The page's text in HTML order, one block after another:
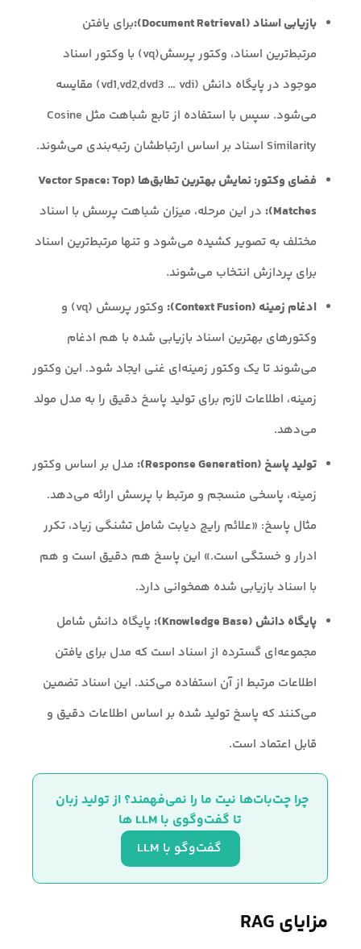
بازیابی اسناد (Document Retrieval):
برای یافتن
مرتبط‌ترین اسناد، وکتور پرسش(vq) با وکتور اسناد
موجود در پایگاه دانش (vd1,vd2,dvd3 … vdi) مقایسه
می‌شود. سپس با استفاده از تابع شباهت مثل Cosine
Similarity اسناد بر اساس ارتباطشان رتبه‌بندی می‌شوند.
فضای وکتور: نمایش بهترین تطابق‌ها (Vector Space: Top
Matches):
در این مرحله، میزان شباهت پرسش با اسناد
مختلف به تصویر کشیده می‌شود و تنها مرتبط‌ترین اسناد
برای پردازش انتخاب می‌شوند.
ادغام زمینه (Context Fusion):
وکتور پرسش (vq) و
وکتورهای بهترین اسناد بازیابی شده با هم ادغام
می‌شوند تا یک وکتور زمینه‌ای غنی ایجاد شود. این وکتور
زمینه‌‌، اطلاعات لازم برای تولید پاسخ دقیق را به مدل مولد
می‌دهد.
تولید پاسخ (Response Generation):
مدل بر اساس وکتور
زمینه، پاسخی منسجم و مرتبط با پرسش ارائه می‌دهد.
مثال پاسخ: «علائم رایج دیابت شامل تشنگی زیاد، تکرر
ادرار و خستگی است.» این پاسخ هم دقیق است و هم
با اسناد بازیابی شده همخوانی دارد.
پایگاه دانش (Knowledge Base):
پایگاه دانش شامل
مجموعه‌ای گسترده از اسناد است که مدل برای یافتن
اطلاعات مرتبط از آن استفاده می‌کند. این اسناد تضمین
می‌کنند که پاسخ تولید شده بر اساس اطلاعات دقیق و
قابل اعتماد است.
چرا چت‌بات‌ها نیت ما را نمی‌فهمند؟ از تولید زبان
تا گفت‌وگوی با LLM ها
گفت‌وگو با LLM
مزایای RAG